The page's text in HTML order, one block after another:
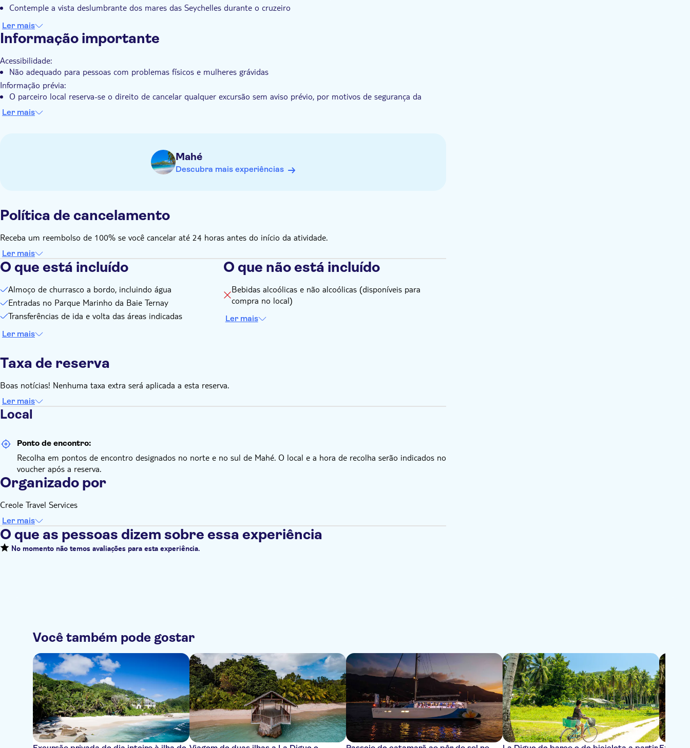
Contemple a vista deslumbrante dos mares das Seychelles durante o cruzeiro
Ler mais
Informação importante
Acessibilidade:
Não adequado para pessoas com problemas físicos e mulheres grávidas
Informação prévia:
O parceiro local reserva-se o direito de cancelar qualquer excursão sem aviso prévio, por motivos de segurança da
embarcação, da tripulação ou dos hóspedes
Uma t-shirt, calções e sapatos confortáveis para caminhar
Uma garrafa de água e um cartão de crédito para as suas despesas pessoais
Ler mais
Mahé
Descubra mais experiências
Política de cancelamento
Receba um reembolso de 100% se você cancelar até 24 horas antes do início da atividade.
Ler mais
O que está incluído
Almoço de churrasco a bordo, incluindo água
Entradas no Parque Marinho da Baie Ternay
Transferências de ida e volta das áreas indicadas
Ler mais
O que não está incluído
Bebidas alcoólicas e não alcoólicas (disponíveis para
compra no local)
Ler mais
Taxa de reserva
Boas notícias! Nenhuma taxa extra será aplicada a esta reserva.
Ler mais
Local
Ponto de encontro:
Recolha em pontos de encontro designados no norte e no sul de Mahé. O local e a hora de recolha serão indicados no
voucher após a reserva.
Organizado por
Creole Travel Services
Ler mais
O que as pessoas dizem sobre essa experiência
No momento não temos avaliações para esta experiência.
Você também pode gostar